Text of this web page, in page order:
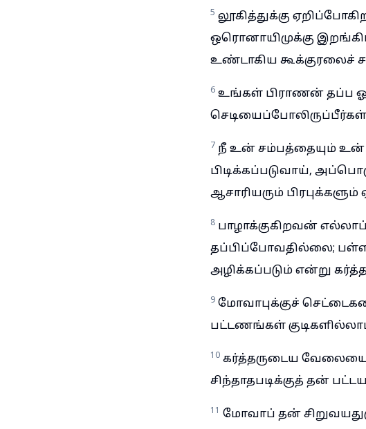
5 லூகித்துக்கு
ஒரொனாயிமுக்கு
உண்டாகிய கூக்குரலைச்
6 உங்கள் பிராணன் தப்ப
7 நீ உன் சம்பத்தையும் உன்
பிடிக்கப்படுவாய்,
ஆசாரியரும்
8 பாழாக்குகிறவன்
தப்பிப்போவதில்லை;
அழிக்கப்படும் என்று
9 மோவாபுக்குச்
பட்டணங்கள்
10 கர்த்தருடைய
சிந்தாதபடிக்குத் தன்
11 மோவாப் தன்